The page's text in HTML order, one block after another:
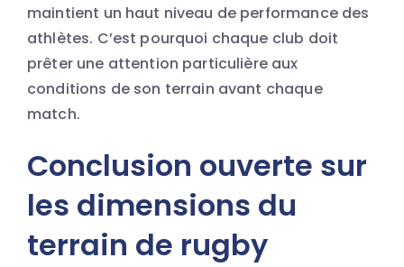
maintient un haut niveau de performance des
athlètes. C’est pourquoi chaque club doit
prêter une attention particulière aux
conditions de son terrain avant chaque
match.
Conclusion ouverte sur
les dimensions du
terrain de rugby